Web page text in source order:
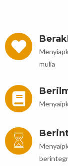
mulia